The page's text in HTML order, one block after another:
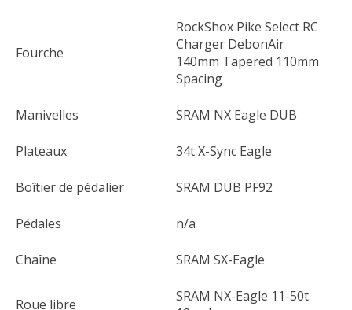
Fourche
RockShox Pike Select RC
Charger DebonAir
140mm Tapered 110mm
Spacing
Manivelles SRAM NX Eagle DUB
Plateaux 34t X-Sync Eagle
Boîtier de pédalier SRAM DUB PF92
Pédales n/a
Chaîne SRAM SX-Eagle
Roue libre
SRAM NX-Eagle 11-50t